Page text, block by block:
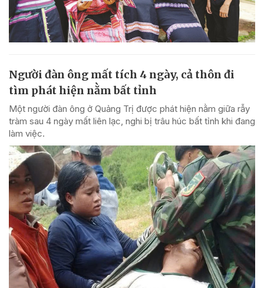
Người đàn ông mất tích 4 ngày, cả thôn đi
tìm phát hiện nằm bất tỉnh
Một người đàn ông ở Quảng Trị được phát hiện nằm giữa rẫy
tràm sau 4 ngày mất liên lạc, nghi bị trâu húc bất tỉnh khi đang
làm việc.